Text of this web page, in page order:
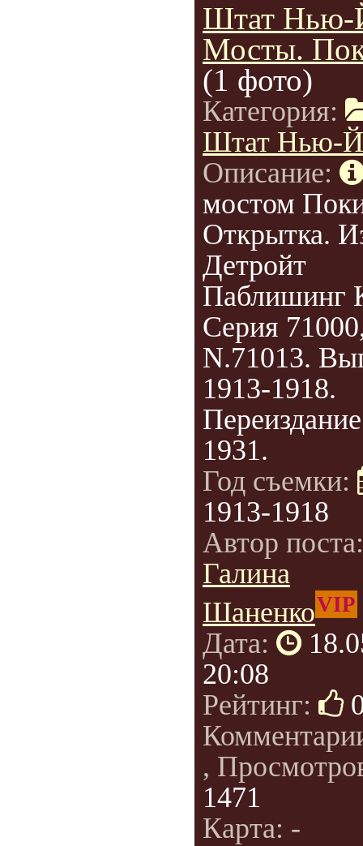
Штат Нью-
Мосты.
(1 фото)
Категория:
Штат Нью-
Описание:
мостом
Открытка.
Детройт
Паблишинг
Серия
N.71013.
1913-1918.
1931.
Год съемки:
1913-1918
Автор
Галина
ШаненкоVIP
Дата:
20:08
Рейтинг:
,
1471
Карта: -